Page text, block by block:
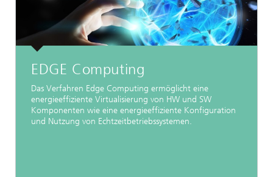
EDGE Computing
Das Verfahren Edge Computing ermöglicht eine
energieeffiziente Virtualisierung von HW und SW
Komponenten wie eine energieeffiziente Konfiguration
und Nutzung von Echtzeitbetriebssystemen.